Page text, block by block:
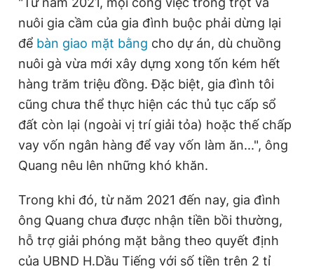
nuôi gia cầm của gia đình buộc phải dừng lại
để bàn giao mặt bằng cho dự án, dù chuồng
nuôi gà vừa mới xây dựng xong tốn kém hết
hàng trăm triệu đồng. Đặc biệt, gia đình tôi
cũng chưa thể thực hiện các thủ tục cấp sổ
đất còn lại (ngoài vị trí giải tỏa) hoặc thế chấp
vay vốn ngân hàng để vay vốn làm ăn...", ông
Quang nêu lên những khó khăn.
Trong khi đó, từ năm 2021 đến nay, gia đình
ông Quang chưa được nhận tiền bồi thường,
hỗ trợ giải phóng mặt bằng theo quyết định
của UBND H.Dầu Tiếng với số tiền trên 2 tỉ